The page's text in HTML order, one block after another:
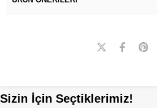
Sizin İçin Seçtiklerimiz!